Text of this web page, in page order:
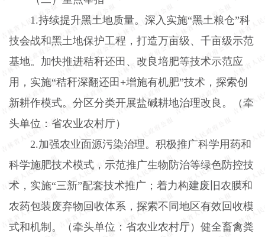
1.持续提升黑土地质量。深入实施“黑土粮仓”科
技会战和黑土地保护工程，打造万亩级、千亩级示范
基地。加快推进秸秆还田、改良培肥等技术示范应
用，实施“秸秆深翻还田 +增施有机肥”技术，探索创
新耕作模式。分区分类开展盐碱耕地治理改良。（牵
头单位：省农业农村厅）
2.加强农业面源污染治理。积极推广科学用药和
科学施肥技术模式，示范推广生物防治等绿色防控技
术，实施“三新”配套技术推广；着力构建废旧农膜和
农药包装废弃物回收体系，探索不同地区有效回收模
式和机制。（牵头单位：省农业农村厅）健全畜禽粪